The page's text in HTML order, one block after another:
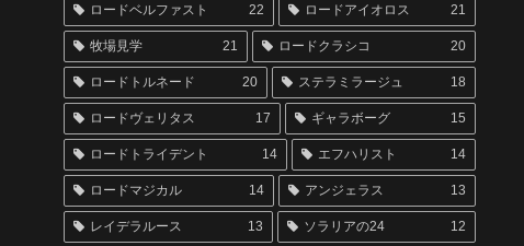
ロードベルファスト 22 ロードアイオロス 21
牧場見学 21 ロードクラシコ 20
ロードトルネード 20 ステラミラージュ 18
ロードヴェリタス 17 ギャラボーグ 15
ロードトライデント 14 エフハリスト 14
ロードマジカル 14 アンジェラス 13
レイデラルース 13 ソラリアの24 12